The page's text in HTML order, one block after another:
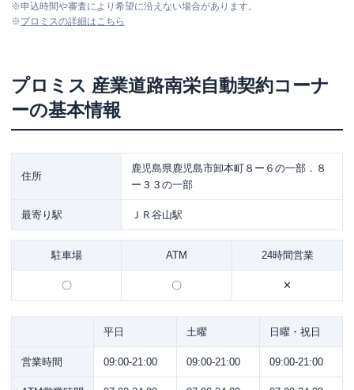
※申込時間や審査により希望に沿えない場合があります。
※プロミスの詳細はこちら
プロミス 産業道路南栄自動契約コーナ
ーの基本情報
住所
鹿児島県鹿児島市卸本町８ー６の一部．８
ー３３の一部
最寄り駅 ＪＲ谷山駅
駐車場 ATM 24時間営業
〇 〇 ✕
平日 土曜 日曜・祝日
営業時間 09:00-21:00 09:00-21:00 09:00-21:00